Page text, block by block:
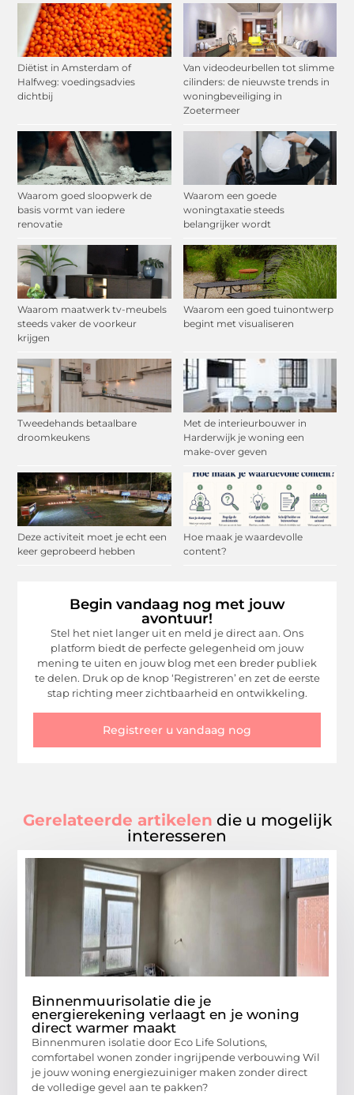
Diëtist in Amsterdam of
Halfweg: voedingsadvies
dichtbij
Van videodeurbellen tot slimme
cilinders: de nieuwste trends in
woningbeveiliging in
Zoetermeer
Waarom goed sloopwerk de
basis vormt van iedere
renovatie
Waarom een goede
woningtaxatie steeds
belangrijker wordt
Waarom maatwerk tv-meubels
steeds vaker de voorkeur
krijgen
Waarom een goed tuinontwerp
begint met visualiseren
Tweedehands betaalbare
droomkeukens
Met de interieurbouwer in
Harderwijk je woning een
make-over geven
Deze activiteit moet je echt een
keer geprobeerd hebben
Hoe maak je waardevolle
content?
Begin vandaag nog met jouw
avontuur!
Stel het niet langer uit en meld je direct aan. Ons
platform biedt de perfecte gelegenheid om jouw
mening te uiten en jouw blog met een breder publiek
te delen. Druk op de knop ‘Registreren’ en zet de eerste
stap richting meer zichtbaarheid en ontwikkeling.
Registreer u vandaag nog
Gerelateerde artikelen die u mogelijk
interesseren
Binnenmuurisolatie die je
energierekening verlaagt en je woning
direct warmer maakt
Binnenmuren isolatie door Eco Life Solutions,
comfortabel wonen zonder ingrijpende verbouwing Wil
je jouw woning energiezuiniger maken zonder direct
de volledige gevel aan te pakken?